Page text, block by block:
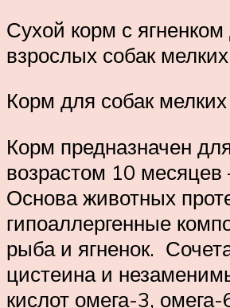
Сухой корм с ягненком
взрослых собак
Корм для собак
Корм предназначен
возрастом 10 месяцев
Основа животных
гипоаллергенные
рыба и ягненок.
цистеина и
кислот омега-3, омега-